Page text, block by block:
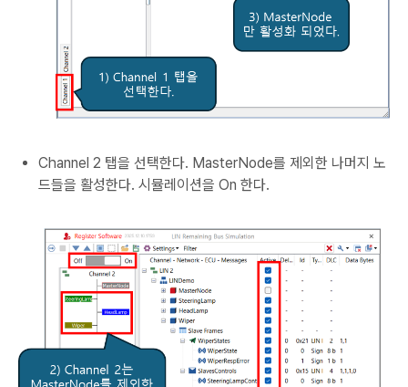
Channel 2 탭을 선택한다. MasterNode를 제외한 나머지 노
드들을 활성한다. 시뮬레이션을 On 한다.